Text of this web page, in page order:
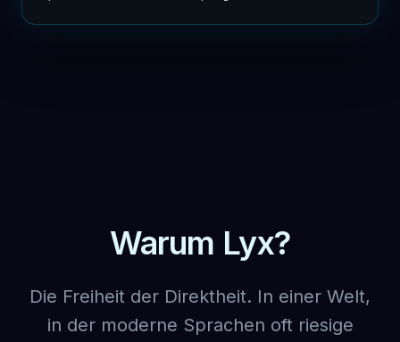
Warum Lyx?
Die Freiheit der Direktheit. In einer Welt,
in der moderne Sprachen oft riesige